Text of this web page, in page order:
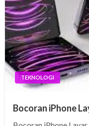
TEKNOLOGI
Bocoran iPhone